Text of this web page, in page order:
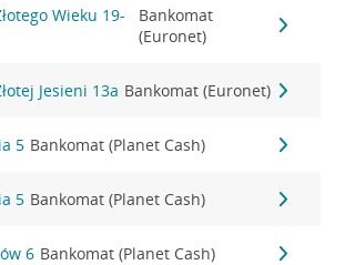
Wieku 19-
Bankomat
(Euronet)
Jesieni 13a Bankomat (Euronet)
5 Bankomat (Planet Cash)
5 Bankomat (Planet Cash)
6 Bankomat (Planet Cash)